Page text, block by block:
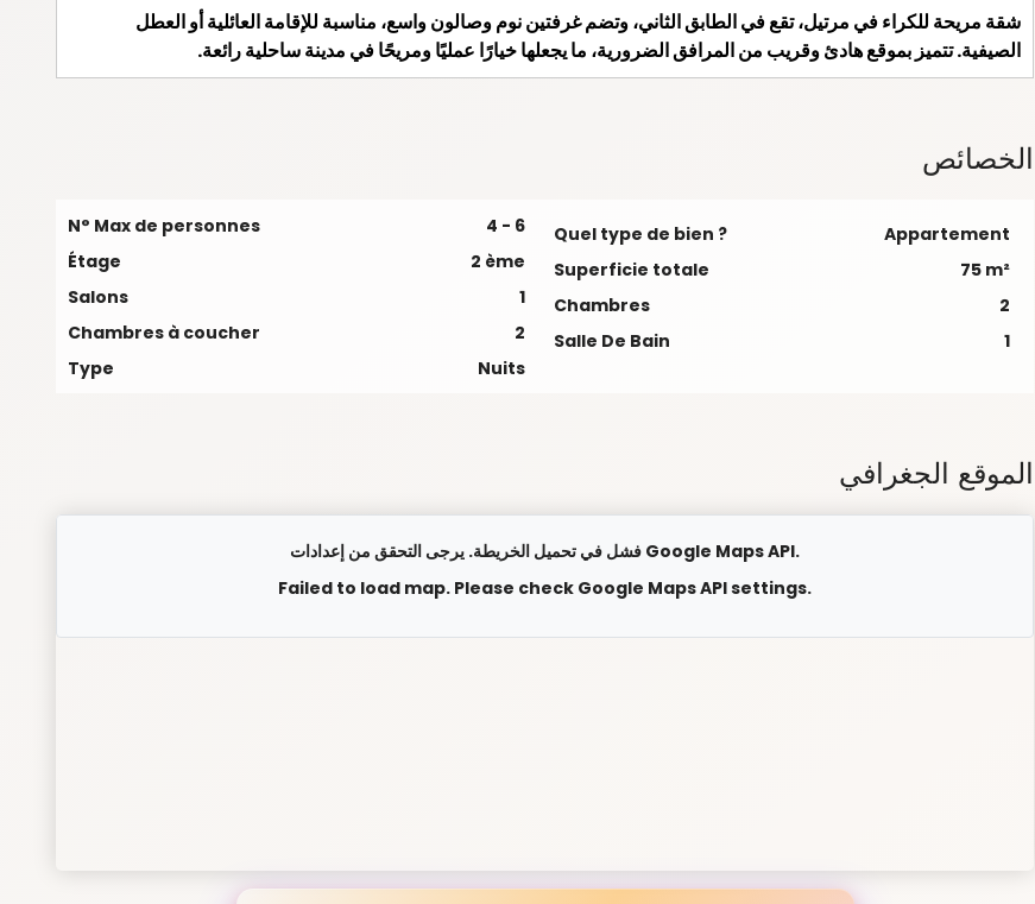
شقة مريحة للكراء في مرتيل، تقع في الطابق الثاني، وتضم غرفتين نوم وصالون واسع، مناسبة للإقامة العائلية أو العطل
الصيفية. تتميز بموقع هادئ وقريب من المرافق الضرورية، ما يجعلها خيارًا عمليًا ومريحًا في مدينة ساحلية رائعة.
الخصائص
N° Max de personnes
4 - 6
Étage
2 ème
Salons
1
Chambres à coucher
2
Type
Nuits
Quel type de bien ?
Appartement
Superficie totale
75 m²
Chambres
2
Salle De Bain
1
الموقع الجغرافي
فشل في تحميل الخريطة. يرجى التحقق من إعدادات Google Maps API.
Failed to load map. Please check Google Maps API settings.